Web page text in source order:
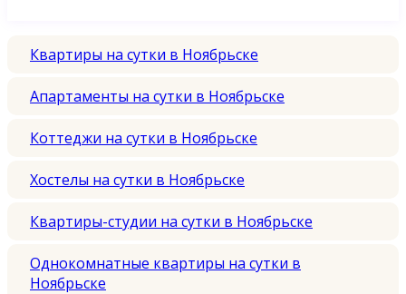
Квартиры на сутки в Ноябрьске
Апартаменты на сутки в Ноябрьске
Коттеджи на сутки в Ноябрьске
Хостелы на сутки в Ноябрьске
Квартиры-студии на сутки в Ноябрьске
Однокомнатные квартиры на сутки в
Ноябрьске